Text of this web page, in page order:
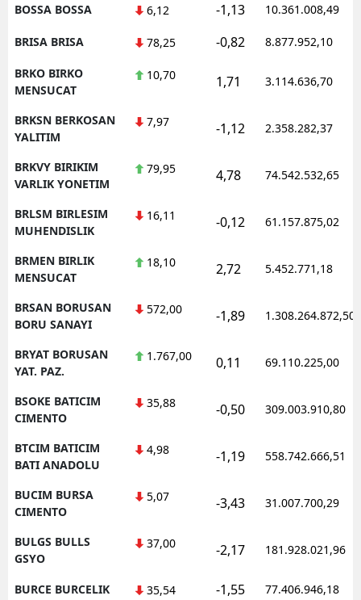
BOSSA BOSSA 6,12 -1,13 10.361.008,49
BRISA BRISA 78,25 -0,82 8.877.952,10
BRKO BIRKO
MENSUCAT
10,70 1,71 3.114.636,70
BRKSN BERKOSAN
YALITIM
7,97 -1,12 2.358.282,37
BRKVY BIRIKIM
VARLIK YONETIM
79,95 4,78 74.542.532,65
BRLSM BIRLESIM
MUHENDISLIK
16,11 -0,12 61.157.875,02
BRMEN BIRLIK
MENSUCAT
18,10 2,72 5.452.771,18
BRSAN BORUSAN
BORU SANAYI
572,00 -1,89 1.308.264.872,50
BRYAT BORUSAN
YAT. PAZ.
1.767,00 0,11 69.110.225,00
BSOKE BATICIM
CIMENTO
35,88 -0,50 309.003.910,80
BTCIM BATICIM
BATI ANADOLU
4,98 -1,19 558.742.666,51
BUCIM BURSA
CIMENTO
5,07 -3,43 31.007.700,29
BULGS BULLS
GSYO
37,00 -2,17 181.928.021,96
BURCE BURCELIK 35,54 -1,55 77.406.946,18